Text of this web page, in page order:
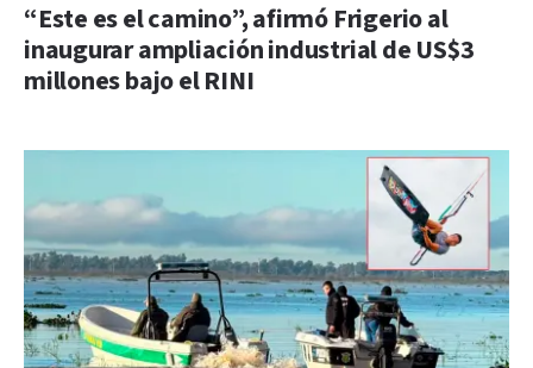
“Este es el camino”, afirmó Frigerio al
inaugurar ampliación industrial de US$3
millones bajo el RINI